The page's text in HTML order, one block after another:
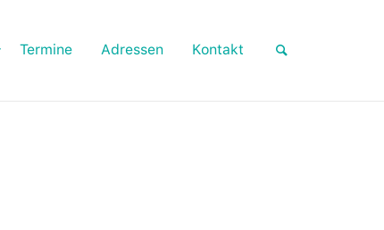
Termine Adressen Kontakt